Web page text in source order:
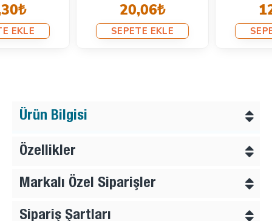
SEPETE EKLE SEPETE EKLE
Ürün Bilgisi
Özellikler
Markalı Özel Siparişler
Sipariş Şartları